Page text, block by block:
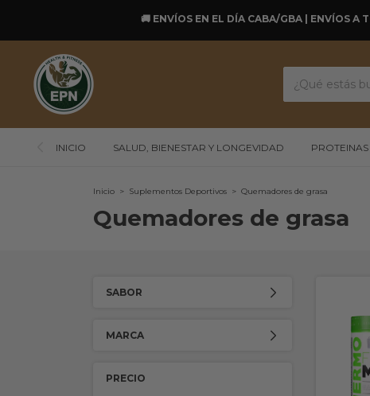
🚚 ENVÍOS EN EL DÍA CABA/GBA | ENVÍOS A
INICIO SALUD, BIENESTAR Y LONGEVIDAD PROTEINAS
Inicio > Suplementos Deportivos > Quemadores de grasa
Quemadores de grasa
SABOR
MARCA
PRECIO